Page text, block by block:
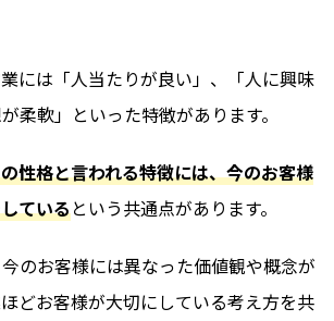
には「人当たりが良い」、「人に興味
柔軟」といった特徴があります。
性格と言われる特徴には、今のお客様
ているという共通点があります。
のお客様には異なった価値観や概念が
どお客様が大切にしている考え方を共